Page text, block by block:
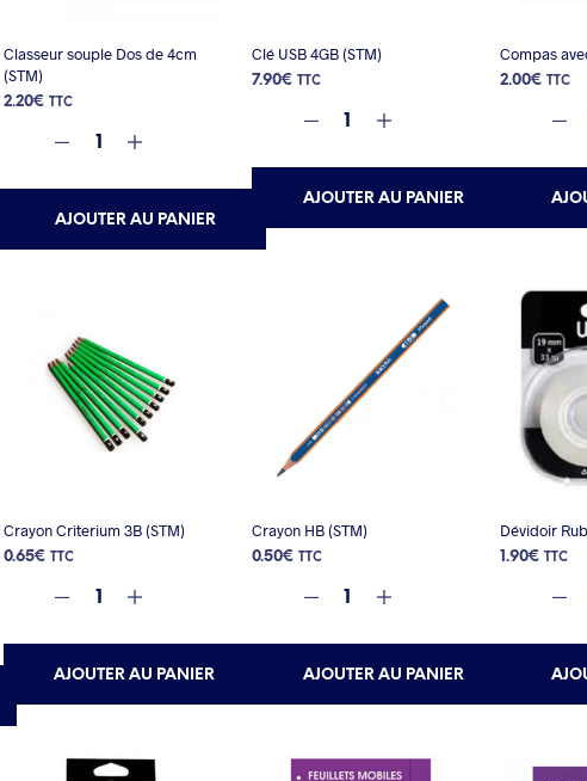
Classeur souple Dos de 4cm
(STM)
2.20€ TTC
AJOUTER AU PANIER
Clé USB 4GB (STM)
7.90€ TTC
AJOUTER AU PANIER
Compas
2.00€ TTC
Crayon Criterium 3B (STM)
0.65€ TTC
AJOUTER AU PANIER
Crayon HB (STM)
0.50€ TTC
AJOUTER AU PANIER
Dévidoir
1.90€ TTC